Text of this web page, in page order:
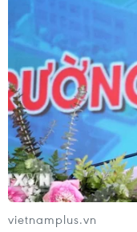
vietnamplus.vn